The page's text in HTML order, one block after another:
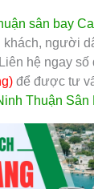
sân bay
người
hệ ngay số
để được tư
Thuận Sân